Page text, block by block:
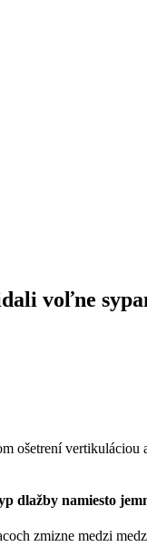
voľne
ošetrení vertikuláciou
dlažby namiesto
zmizne medzi